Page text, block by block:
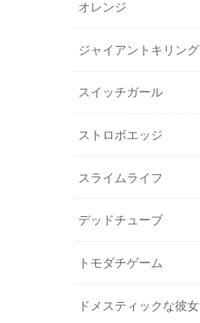
オレンジ
ジャイアントキリング
スイッチガール
ストロボエッジ
スライムライフ
デッドチューブ
トモダチゲーム
ドメスティックな彼女